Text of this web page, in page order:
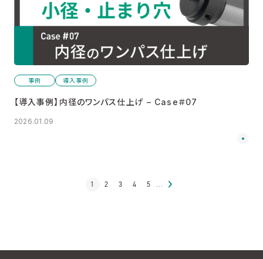
事例 導入事例
【導入事例】内径のワンパス仕上げ – Case＃07
2026.01.09
1 2 3 4 5 ...